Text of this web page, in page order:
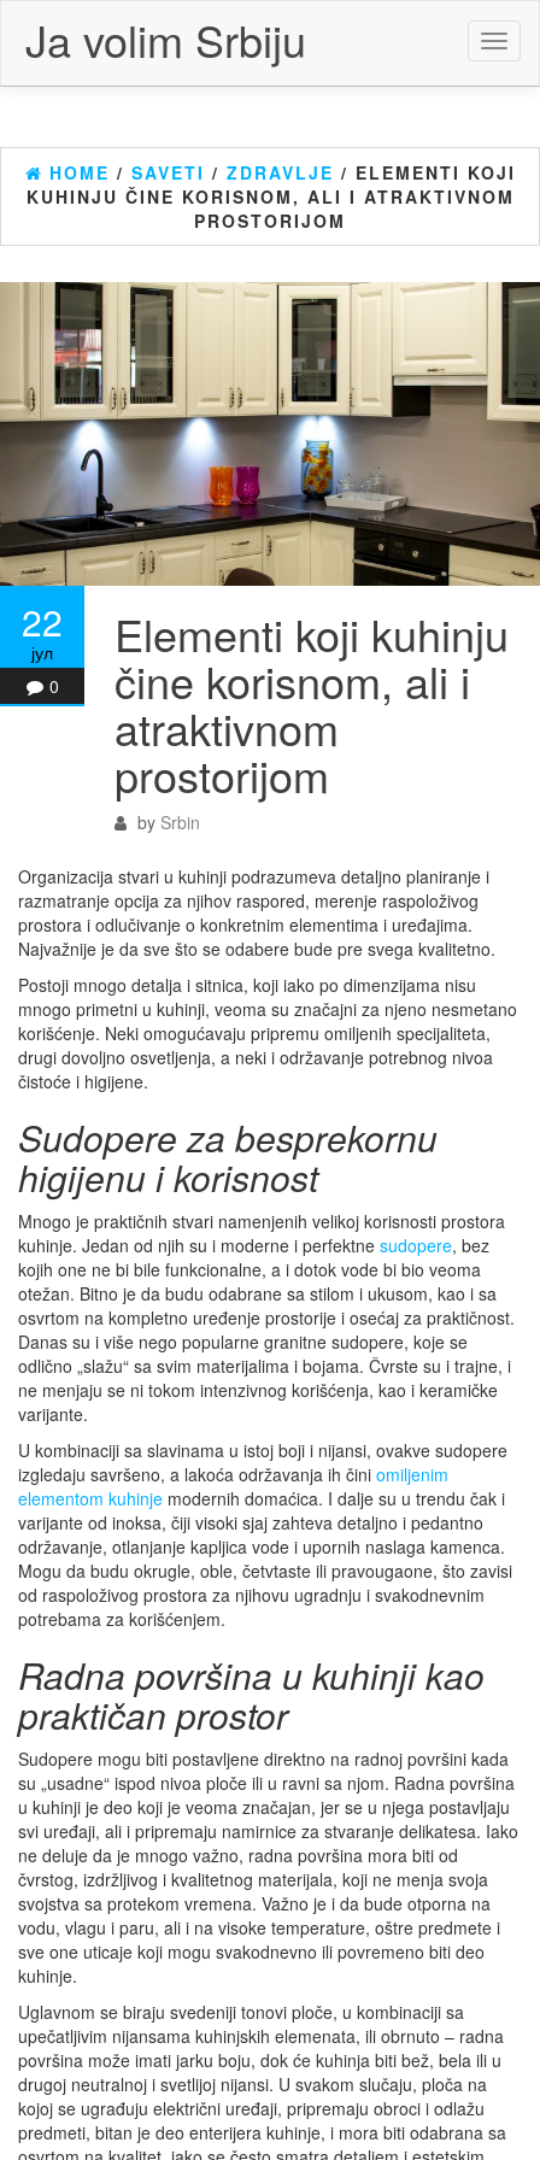
content
Ja volim Srbiju
HOME / SAVETI / ZDRAVLJE / ELEMENTI KOJI
KUHINJU ČINE KORISNOM, ALI I ATRAKTIVNOM
PROSTORIJOM
22
јул
0
Elementi koji kuhinju
čine korisnom, ali i
atraktivnom
prostorijom
by Srbin
Organizacija stvari u kuhinji podrazumeva detaljno planiranje i
razmatranje opcija za njihov raspored, merenje raspoloživog
prostora i odlučivanje o konkretnim elementima i uređajima.
Najvažnije je da sve što se odabere bude pre svega kvalitetno.
Postoji mnogo detalja i sitnica, koji iako po dimenzijama nisu
mnogo primetni u kuhinji, veoma su značajni za njeno nesmetano
korišćenje. Neki omogućavaju pripremu omiljenih specijaliteta,
drugi dovoljno osvetljenja, a neki i održavanje potrebnog nivoa
čistoće i higijene.
Sudopere za besprekornu
higijenu i korisnost
Mnogo je praktičnih stvari namenjenih velikoj korisnosti prostora
kuhinje. Jedan od njih su i moderne i perfektne sudopere, bez
kojih one ne bi bile funkcionalne, a i dotok vode bi bio veoma
otežan. Bitno je da budu odabrane sa stilom i ukusom, kao i sa
osvrtom na kompletno uređenje prostorije i osećaj za praktičnost.
Danas su i više nego popularne granitne sudopere, koje se
odlično „slažu“ sa svim materijalima i bojama. Čvrste su i trajne, i
ne menjaju se ni tokom intenzivnog korišćenja, kao i keramičke
varijante.
U kombinaciji sa slavinama u istoj boji i nijansi, ovakve sudopere
izgledaju savršeno, a lakoća održavanja ih čini omiljenim
elementom kuhinje modernih domaćica. I dalje su u trendu čak i
varijante od inoksa, čiji visoki sjaj zahteva detaljno i pedantno
održavanje, otlanjanje kapljica vode i upornih naslaga kamenca.
Mogu da budu okrugle, oble, četvtaste ili pravougaone, što zavisi
od raspoloživog prostora za njihovu ugradnju i svakodnevnim
potrebama za korišćenjem.
Radna površina u kuhinji kao
praktičan prostor
Sudopere mogu biti postavljene direktno na radnoj površini kada
su „usadne“ ispod nivoa ploče ili u ravni sa njom. Radna površina
u kuhinji je deo koji je veoma značajan, jer se u njega postavljaju
svi uređaji, ali i pripremaju namirnice za stvaranje delikatesa. Iako
ne deluje da je mnogo važno, radna površina mora biti od
čvrstog, izdržljivog i kvalitetnog materijala, koji ne menja svoja
svojstva sa protekom vremena. Važno je i da bude otporna na
vodu, vlagu i paru, ali i na visoke temperature, oštre predmete i
sve one uticaje koji mogu svakodnevno ili povremeno biti deo
kuhinje.
Uglavnom se biraju svedeniji tonovi ploče, u kombinaciji sa
upečatljivim nijansama kuhinjskih elemenata, ili obrnuto – radna
površina može imati jarku boju, dok će kuhinja biti bež, bela ili u
drugoj neutralnoj i svetlijoj nijansi. U svakom slučaju, ploča na
kojoj se ugrađuju električni uređaji, pripremaju obroci i odlažu
predmeti, bitan je deo enterijera kuhinje, i mora biti odabrana sa